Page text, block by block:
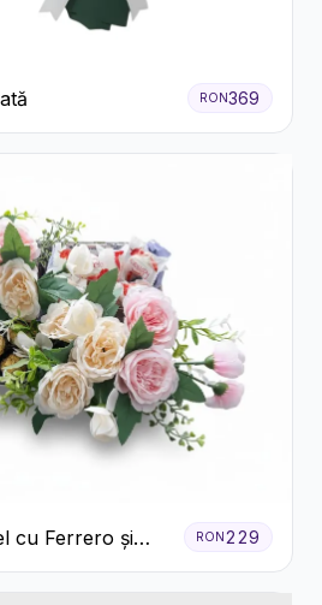
RON369
cu Ferrero și
RON 229